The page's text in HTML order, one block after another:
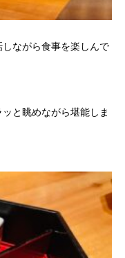
ながら食事を楽しんで
と眺めながら堪能しま